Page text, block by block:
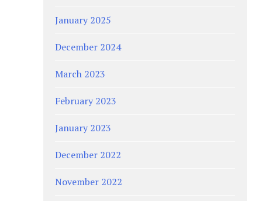
January 2025
December 2024
March 2023
February 2023
January 2023
December 2022
November 2022